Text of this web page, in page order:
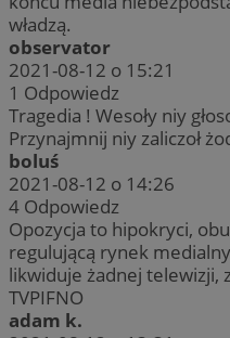
władzą.
observator
2021-08-12 o 15:21
1 Odpowiedz
Tragedia ! Wesoły niy
Przynajmnij niy zaliczoł
boluś
2021-08-12 o 14:26
4 Odpowiedz
Opozycja to hipokryci,
regulującą rynek
likwiduje żadnej telewizji,
TVPIFNO
adam k.